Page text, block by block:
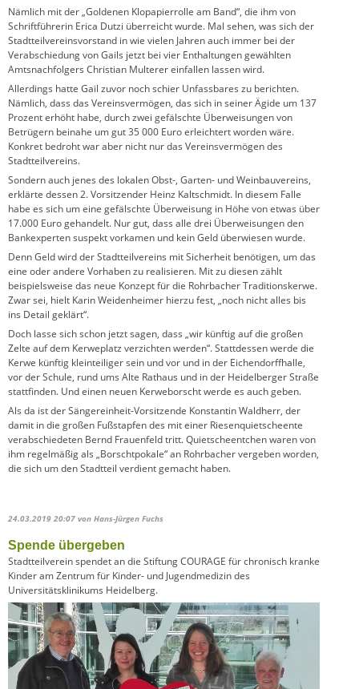
Nämlich mit der „Goldenen Klopapierrolle am Band“, die ihm von
Schriftführerin Erica Dutzi überreicht wurde. Mal sehen, was sich der
Stadtteilvereinsvorstand in wie vielen Jahren auch immer bei der
Verabschiedung von Gails jetzt bei vier Enthaltungen gewählten
Amtsnachfolgers Christian Multerer einfallen lassen wird.
Allerdings hatte Gail zuvor noch schier Unfassbares zu berichten.
Nämlich, dass das Vereinsvermögen, das sich in seiner Ägide um 137
Prozent erhöht habe, durch zwei gefälschte Überweisungen von
Betrügern beinahe um gut 35 000 Euro erleichtert worden wäre.
Konkret bedroht war aber nicht nur das Vereinsvermögen des
Stadtteilvereins.
Sondern auch jenes des lokalen Obst-, Garten- und Weinbauvereins,
erklärte dessen 2. Vorsitzender Heinz Kaltschmidt. In diesem Falle
habe es sich um eine gefälschte Überweisung in Höhe von etwas über
17.000 Euro gehandelt. Nur gut, dass alle drei Überweisungen den
Bankexperten suspekt vorkamen und kein Geld überwiesen wurde.
Denn Geld wird der Stadtteilvereins mit Sicherheit benötigen, um das
eine oder andere Vorhaben zu realisieren. Mit zu diesen zählt
beispielsweise das neue Konzept für die Rohrbacher Traditionskerwe.
Zwar sei, hielt Karin Weidenheimer hierzu fest, „noch nicht alles bis
ins Detail geklärt“.
Doch lasse sich schon jetzt sagen, dass „wir künftig auf die großen
Zelte auf dem Kerweplatz verzichten werden“. Stattdessen werde die
Kerwe künftig kleinteiliger sein und vor und in der Eichendorffhalle,
vor der Schule, rund ums Alte Rathaus und in der Heidelberger Straße
stattfinden. Und einen neuen Kerweborscht werde es auch geben.
Als da ist der Sängereinheit-Vorsitzende Konstantin Waldherr, der
damit in die großen Fußstapfen des mit einer Riesenquietscheente
verabschiedeten Bernd Frauenfeld tritt. Quietscheentchen waren von
ihm regelmäßig als „Borschtpokale“ an Rohrbacher vergeben worden,
die sich um den Stadtteil verdient gemacht haben.
24.03.2019 20:07 von Hans-Jürgen Fuchs
Spende übergeben
Stadtteilverein spendet an die Stiftung COURAGE für chronisch kranke
Kinder am Zentrum für Kinder- und Jugendmedizin des
Universitätsklinikums Heidelberg.